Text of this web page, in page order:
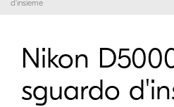
d'insieme
Nikon
sguardo